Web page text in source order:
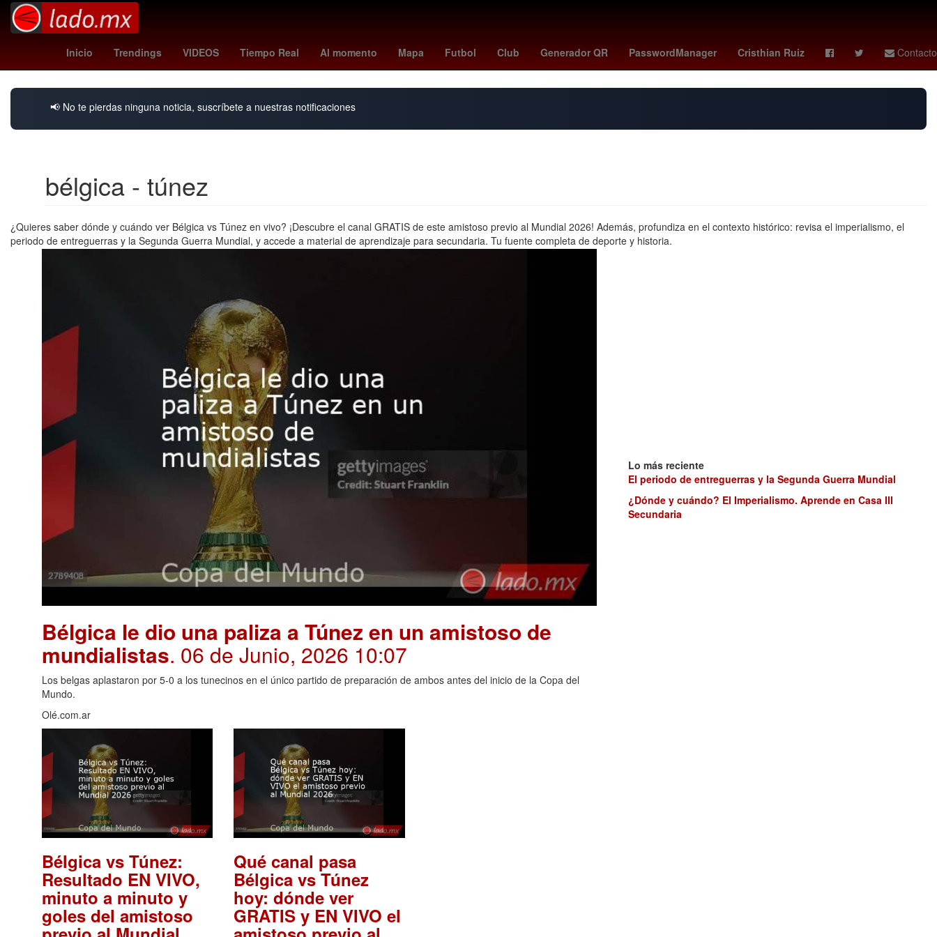
Inicio Trendings VIDEOS Tiempo Real Al momento Mapa Futbol Club Generador QR PasswordManager Cristhian Ruiz Contacto
méxico vs colombia femenil austin fc - tijuana appletv april fools us open golf Toronto - Philadelphia Canadá Copa América 2024 Star Wars final roland garros 2026
📢 No te pierdas ninguna noticia, suscríbete a nuestras notificaciones
bélgica - túnez
¿Quieres saber dónde y cuándo ver Bélgica vs Túnez en vivo? ¡Descubre el canal GRATIS de este amistoso previo al Mundial 2026! Además, profundiza en el contexto histórico: revisa el imperialismo, el
periodo de entreguerras y la Segunda Guerra Mundial, y accede a material de aprendizaje para secundaria. Tu fuente completa de deporte y historia.
Bélgica le dio una paliza a Túnez en un amistoso de
mundialistas. 06 de Junio, 2026 10:07
Los belgas aplastaron por 5-0 a los tunecinos en el único partido de preparación de ambos antes del inicio de la Copa del
Mundo.
Olé.com.ar
Bélgica vs Túnez:
Resultado EN VIVO,
minuto a minuto y
goles del amistoso
Qué canal pasa
Bélgica vs Túnez
hoy: dónde ver
GRATIS y EN VIVO el
Lo más reciente
El periodo de entreguerras y la Segunda Guerra Mundial
¿Dónde y cuándo? El Imperialismo. Aprende en Casa III
Secundaria